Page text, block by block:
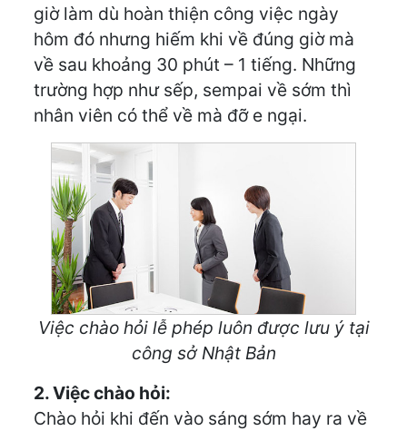
giờ làm dù hoàn thiện công việc ngày
hôm đó nhưng hiếm khi về đúng giờ mà
về sau khoảng 30 phút – 1 tiếng. Những
trường hợp như sếp, sempai về sớm thì
nhân viên có thể về mà đỡ e ngại.
Việc chào hỏi lễ phép luôn được lưu ý tại
công sở Nhật Bản
2. Việc chào hỏi:
Chào hỏi khi đến vào sáng sớm hay ra về